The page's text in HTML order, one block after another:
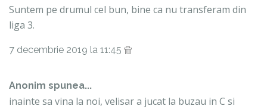
Suntem pe drumul cel bun, bine ca nu transferam din
liga 3.
7 decembrie 2019 la 11:45
Anonim spunea...
inainte sa vina la noi, velisar a jucat la buzau in C si